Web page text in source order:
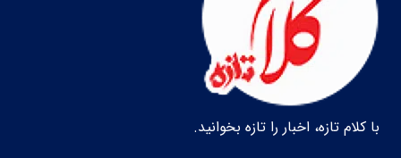
با کلام تازه، اخبار را تازه بخوانید.